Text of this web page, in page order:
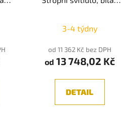
3-4 týdny
od 11 362 Kč bez DPH
od 13 748,02 Kč
DETAIL